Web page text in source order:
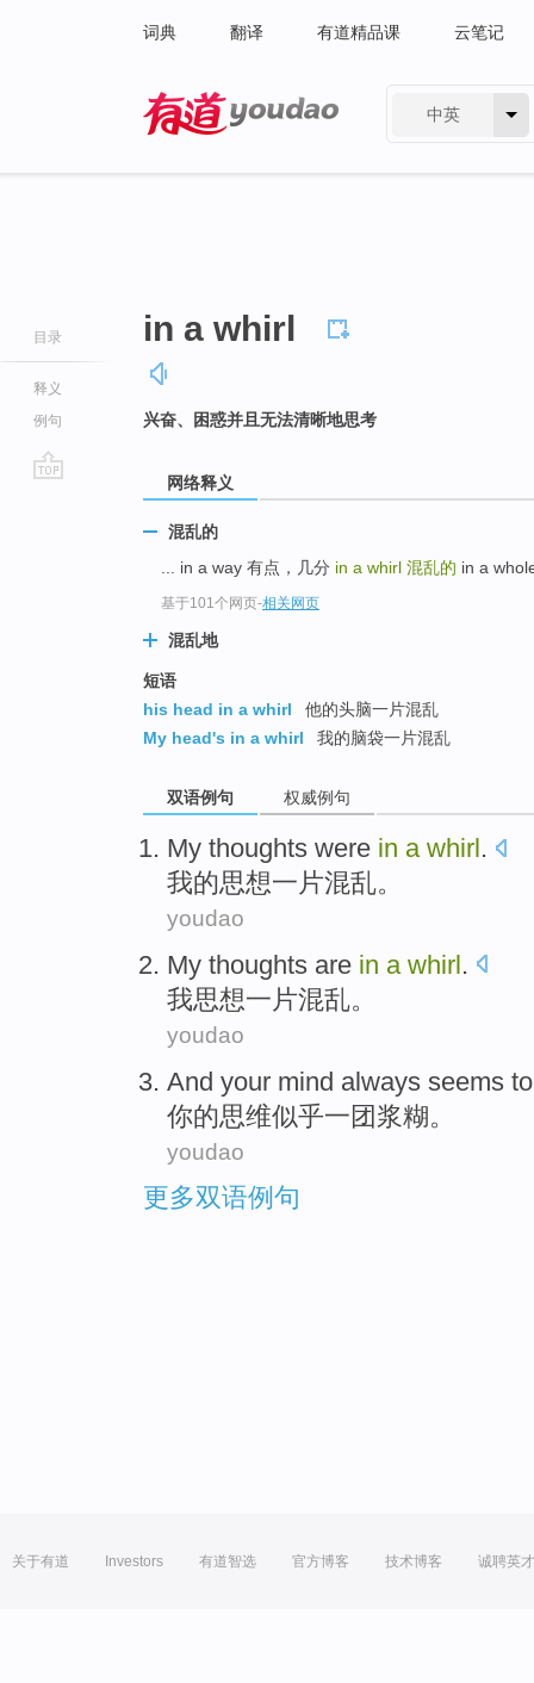
词典 翻译 有道精品课 云笔记
中英
目录
释义
例句
in a whirl
兴奋、困惑并且无法清晰地思考
网络释义
混乱的
... in a way 有点，几分 in a whirl 混乱的 in a
基于101个网页-相关网页
混乱地
短语
his head in a whirl
他的头脑一片混乱
My head's in a whirl
我的脑袋一片混乱
双语例句 权威例句
My thoughts were in a whirl.
我的思想一 片混乱。
youdao
My thoughts are in a whirl.
我思想一 片混乱。
youdao
And your mind always seems
你的思维似乎一团浆糊。
youdao
更多双语例句
关于有道 Investors 有道智选 官方博客 技术博客 诚聘英才